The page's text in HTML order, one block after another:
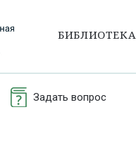
БИБЛИОТЕКА
Задать вопрос